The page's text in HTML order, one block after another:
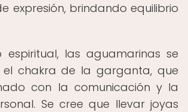
expresión, brindando equilibrio
espiritual, las aguamarinas se
el chakra de la garganta, que
con la comunicación y la
Se cree que llevar joyas